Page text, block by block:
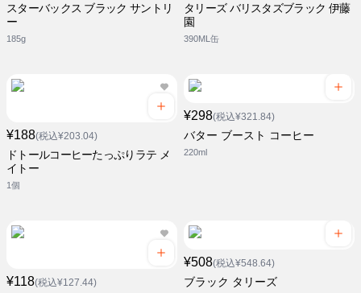
スターバックス ブラック サントリ
ー
185g
タリーズ バリスタズブラック 伊藤
園
390ML缶
¥188(税込¥203.04)
ドトールコーヒーたっぷりラテ メ
イトー
1個
¥298(税込¥321.84)
バター ブースト コーヒー
220ml
¥118(税込¥127.44)
¥508(税込¥548.64)
ブラック タリーズ